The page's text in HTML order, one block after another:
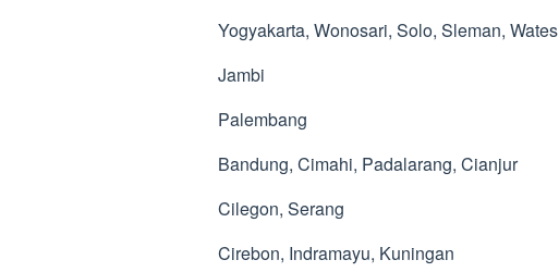
Yogyakarta, Wonosari, Solo, Sleman, Wates
Jambi
Palembang
Bandung, Cimahi, Padalarang, Cianjur
Cilegon, Serang
Cirebon, Indramayu, Kuningan